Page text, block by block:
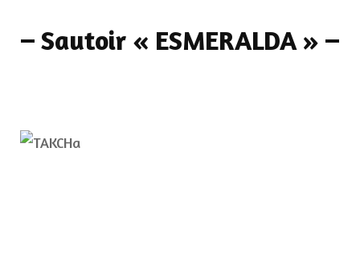
– Sautoir « ESMERALDA » –